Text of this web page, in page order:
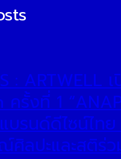
: ARTWELL
รั้งที่ 1
บรนด์ดีไซน์ไท
ศิลปะและสติร่